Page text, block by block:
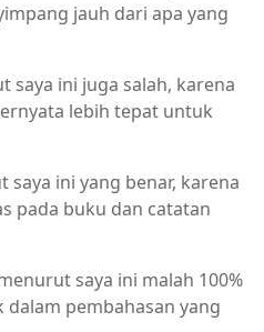
jauh dari apa yang
saya ini juga salah, karena
lebih tepat untuk
saya ini yang benar, karena
pada buku dan catatan
saya ini malah 100%
pembahasan yang